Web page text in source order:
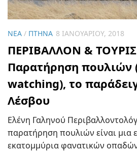
ΝΈΑ / ΠΤΗΝΆ 8 ΙΑΝΟΥΑΡΊΟΥ, 2018
ΠΕΡΙΒΑΛΛΟΝ &
Παρατήρηση πουλιών
watching), το
Λέσβου
Ελένη Γαληνού
παρατήρηση πουλιών είναι μια
εκατομμύρια φανατικών